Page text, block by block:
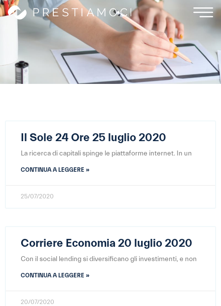
Il Sole 24 Ore 25 luglio 2020
La ricerca di capitali spinge le piattaforme internet. In un
CONTINUA A LEGGERE »
25/07/2020
Corriere Economia 20 luglio 2020
Con il social lending si diversificano gli investimenti, e non
CONTINUA A LEGGERE »
20/07/2020